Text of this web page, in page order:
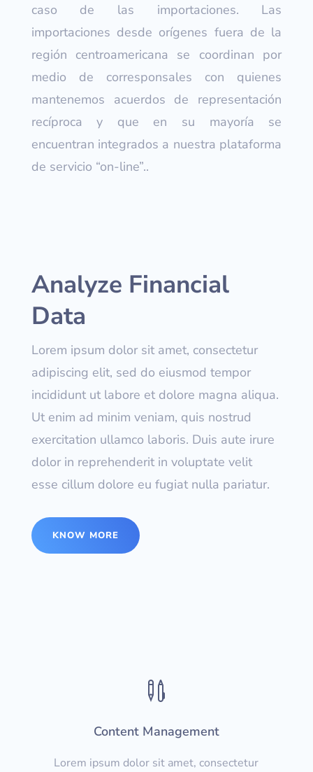
caso de las importaciones. Las
importaciones desde orígenes fuera de la
región centroamericana se coordinan por
medio de corresponsales con quienes
mantenemos acuerdos de representación
recíproca y que en su mayoría se
encuentran integrados a nuestra plataforma
de servicio “on-line”..
Analyze Financial
Data
Lorem ipsum dolor sit amet, consectetur
adipiscing elit, sed do eiusmod tempor
incididunt ut labore et dolore magna aliqua.
Ut enim ad minim veniam, quis nostrud
exercitation ullamco laboris. Duis aute irure
dolor in reprehenderit in voluptate velit
esse cillum dolore eu fugiat nulla pariatur.
KNOW MORE

Content Management
Lorem ipsum dolor sit amet, consectetur